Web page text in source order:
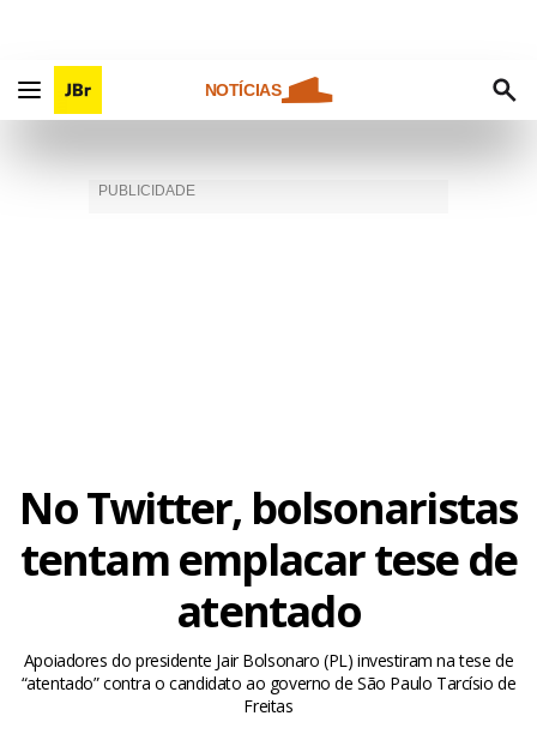
NOTÍCIAS
No Twitter, bolsonaristas
tentam emplacar tese de
atentado
Apoiadores do presidente Jair Bolsonaro (PL) investiram na tese de
“atentado” contra o candidato ao governo de São Paulo Tarcísio de
Freitas